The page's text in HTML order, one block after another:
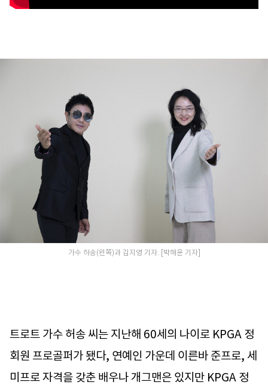
가수 허송(왼쪽)과 김지영 기자. [박해윤 기자]
트로트 가수 허송 씨는 지난해 60세의 나이로 KPGA 정
회원 프로골퍼가 됐다, 연예인 가운데 이른바 준프로, 세
미프로 자격을 갖춘 배우나 개그맨은 있지만 KPGA 정